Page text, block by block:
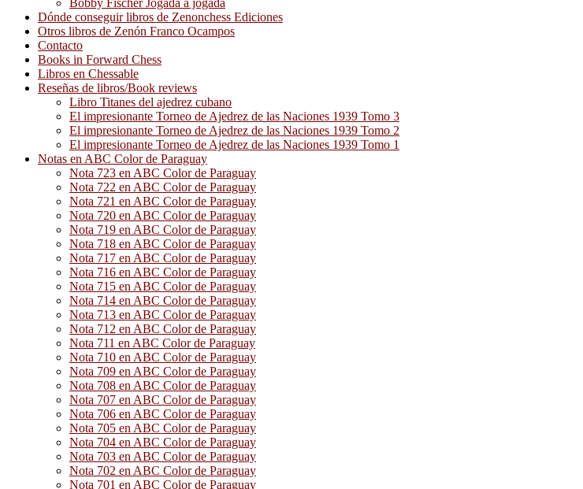
Bobby Fischer Jogada a jogada
Dónde conseguir libros de Zenonchess Ediciones
Otros libros de Zenón Franco Ocampos
Contacto
Books in Forward Chess
Libros en Chessable
Reseñas de libros/Book reviews
Libro Titanes del ajedrez cubano
El impresionante Torneo de Ajedrez de las Naciones 1939 Tomo 3
El impresionante Torneo de Ajedrez de las Naciones 1939 Tomo 2
El impresionante Torneo de Ajedrez de las Naciones 1939 Tomo 1
Notas en ABC Color de Paraguay
Nota 723 en ABC Color de Paraguay
Nota 722 en ABC Color de Paraguay
Nota 721 en ABC Color de Paraguay
Nota 720 en ABC Color de Paraguay
Nota 719 en ABC Color de Paraguay
Nota 718 en ABC Color de Paraguay
Nota 717 en ABC Color de Paraguay
Nota 716 en ABC Color de Paraguay
Nota 715 en ABC Color de Paraguay
Nota 714 en ABC Color de Paraguay
Nota 713 en ABC Color de Paraguay
Nota 712 en ABC Color de Paraguay
Nota 711 en ABC Color de Paraguay
Nota 710 en ABC Color de Paraguay
Nota 709 en ABC Color de Paraguay
Nota 708 en ABC Color de Paraguay
Nota 707 en ABC Color de Paraguay
Nota 706 en ABC Color de Paraguay
Nota 705 en ABC Color de Paraguay
Nota 704 en ABC Color de Paraguay
Nota 703 en ABC Color de Paraguay
Nota 702 en ABC Color de Paraguay
Nota 701 en ABC Color de Paraguay